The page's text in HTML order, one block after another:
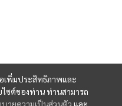
เพิ่มประสิทธิภาพและ
ซต์ของท่าน ท่านสามารถ
บายความเป็นส่วนตัว และ